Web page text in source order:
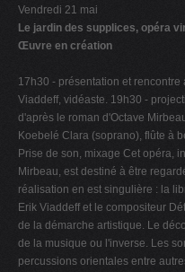
Vendredi 21 mai
Le jardin des supplices, opéra
Œuvre en création
17h30 - présentation et rencontre
Viaddeff, vidéaste. 19h30 -
d'après le roman d'Octave
Koebelé Clara (soprano), flûte à
Prise de son, mixage Cet opéra,
Mirbeau, est destiné à être
réalisation en est singulière : la
Erik Viaddeff et le compositeur
de la démarche artistique. Le
de la musique ou l'inverse. Les
percussions orientales entre